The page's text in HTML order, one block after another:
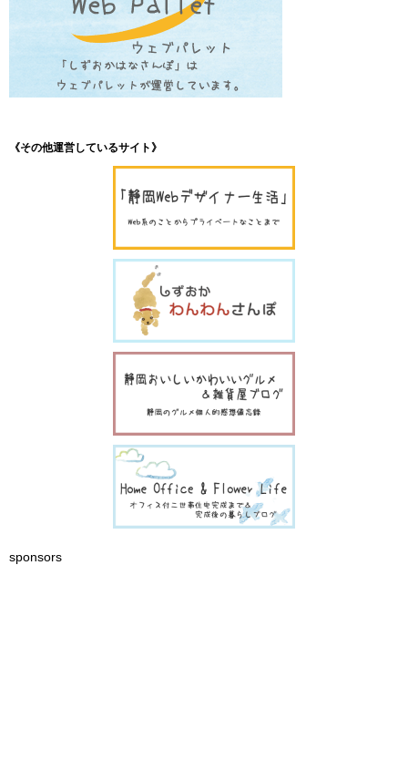
《その他運営しているサイト》
sponsors